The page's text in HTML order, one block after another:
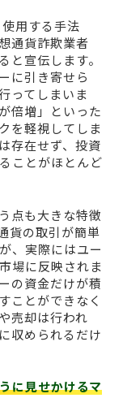
用する手法
通貨詐欺業者
と宣伝します。
に引き寄せら
ってしまいま
倍増」といった
を軽視してしま
存在せず、投資
ことがほとんど
点も大きな特徴
貨の取引が簡単
、実際にはユー
場に反映されま
の資金だけが積
ことができなく
売却は行われ
収められるだけ
に見せかけるマ